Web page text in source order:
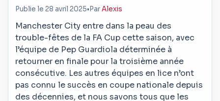
Publie le 28 avril 2025• ParAlexis
Manchester City entre dans la peau des
trouble-fêtes de la FA Cup cette saison, avec
l’équipe de Pep Guardiola déterminée à
retourner en finale pour la troisième année
consécutive. Les autres équipes en lice n’ont
pas connu le succès en coupe nationale depuis
des décennies, et nous savons tous que les